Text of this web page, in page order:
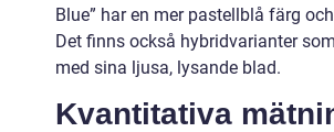
Blue” har en mer pastellblå färg
Det finns också hybridvarianter
med sina ljusa, lysande blad.
Kvantitativa